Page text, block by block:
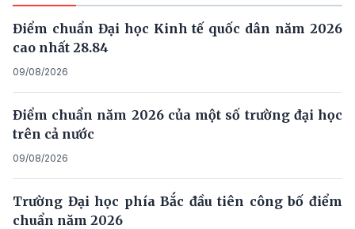
Điểm chuẩn Đại học Kinh tế quốc dân năm 2026
cao nhất 28.84
09/08/2026
Điểm chuẩn năm 2026 của một số trường đại học
trên cả nước
09/08/2026
Trường Đại học phía Bắc đầu tiên công bố điểm
chuẩn năm 2026